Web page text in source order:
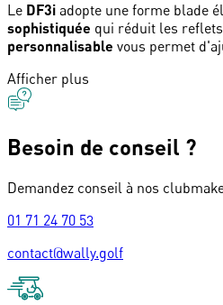
Le DF3i adopte une forme blade
sophistiquée qui réduit les
personnalisable vous permet
Afficher plus
Besoin de conseil ?
Demandez conseil à nos
01 71 24 70 53
contact@wally.golf